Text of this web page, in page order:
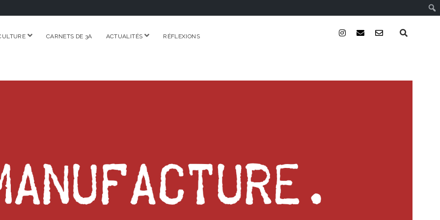
ouvrirCARNETS DE 3A ACTUALITÉS ouvrirRÉFLEXIONS instagram
emailemail-